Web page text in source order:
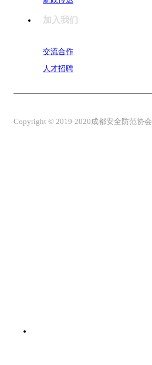
加入我们
交流合作
人才招聘
Copyright © 2019-2020成都安全防范协会